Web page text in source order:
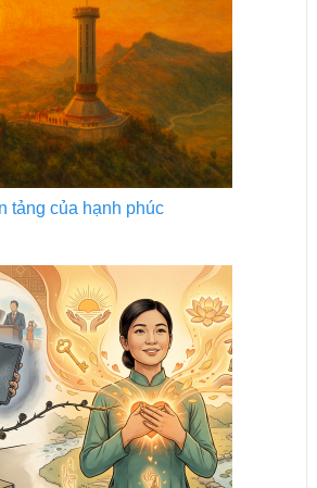
tảng của hạnh phúc